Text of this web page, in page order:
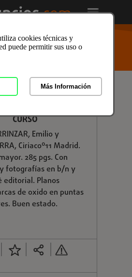
Anuncios clasificados/Formación
Mas/Libros de Texto/Libros de
/ Anuncio ID: 2922454
€ 9,00
CURSO
Emilio y
Ciriacoº11 Madrid.
285 pgs. Con
fotografías en b/n y
editorial. Planos
de oxido en puntas
Buen estado.
cookies técnicas y
puede permitir sus uso o
Más Información